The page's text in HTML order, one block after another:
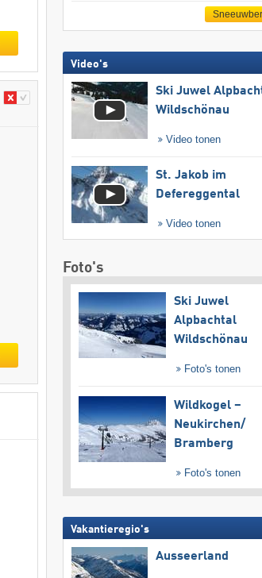
Video's
Ski Juwel
Wildschönau
Video tonen
St. Jakob im
Defereggental
Video tonen
Foto's
Ski Juwel
Alpbachtal
Wildschönau
Foto's tonen
Wildkogel –
Neukirchen/​
Bramberg
Foto's tonen
Vakantieregio's
Ausseerland